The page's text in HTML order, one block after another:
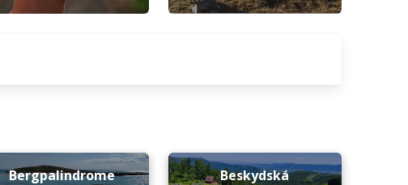
Bergpalindrome
Beskydská